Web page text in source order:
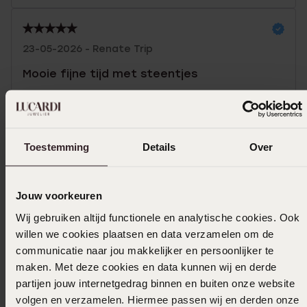
Toestemming Details Over
Jouw voorkeuren
Wij gebruiken altijd functionele en analytische cookies. Ook
willen we cookies plaatsen en data verzamelen om de
communicatie naar jou makkelijker en persoonlijker te
maken. Met deze cookies en data kunnen wij en derde
partijen jouw internetgedrag binnen en buiten onze website
volgen en verzamelen. Hiermee passen wij en derden onze
23-05-2026 - Renate Trip
Mooie fijne tijd met steentjes
Ook leuk voor jou